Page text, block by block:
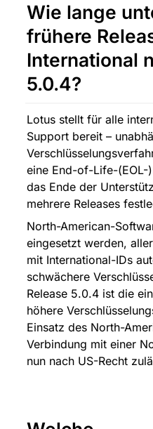
Wie lange
frühere
International
5.0.4?
Lotus stellt für alle
Support bereit –
eine End-of-Life-(EOL-
das Ende der
mehrere Releases
North-American-
eingesetzt werden,
mit International-IDs
schwächere
Release 5.0.4 ist die
höhere
Einsatz des North-
Verbindung mit einer
nun nach US-Recht